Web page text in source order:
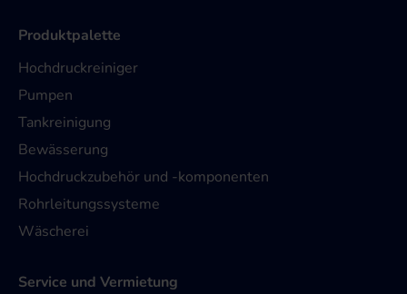
Produktpalette
Hochdruckreiniger
Pumpen
Tankreinigung
Bewässerung
Hochdruckzubehör und -komponenten
Rohrleitungssysteme
Wäscherei
Service und Vermietung